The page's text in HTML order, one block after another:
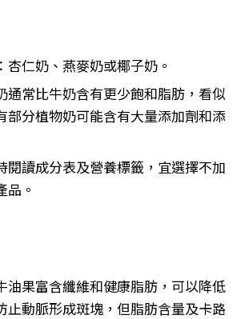
杏仁奶、燕麥奶或椰子奶。
通常比牛奶含有更少飽和脂肪，看似
部分植物奶可能含有大量添加劑和添
閱讀成分表及營養標籤，宜選擇不加
品。
油果富含纖維和健康脂肪，可以降低
止動脈形成斑塊，但脂肪含量及卡路